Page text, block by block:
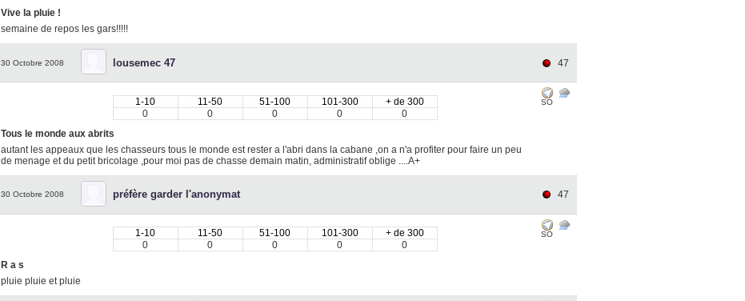
Vive la pluie !
semaine de repos les gars!!!!!
30 Octobre 2008 lousemec 47 47
1-10 11-50 51-100 101-300
+ de 300
0
0 0 0
0
Tous le monde aux abrits
autant les appeaux que les chasseurs tous le monde est rester a l'abri dans la cabane ,on a n'a profiter pour faire un peu
de menage et du petit bricolage ,pour moi pas de chasse demain matin, administratif oblige ....A+
SO
30 Octobre 2008 préfère garder l'anonymat 47
1-10 11-50 51-100 101-300
+ de 300
0
0 0 0
0
R a s
pluie pluie et pluie
SO